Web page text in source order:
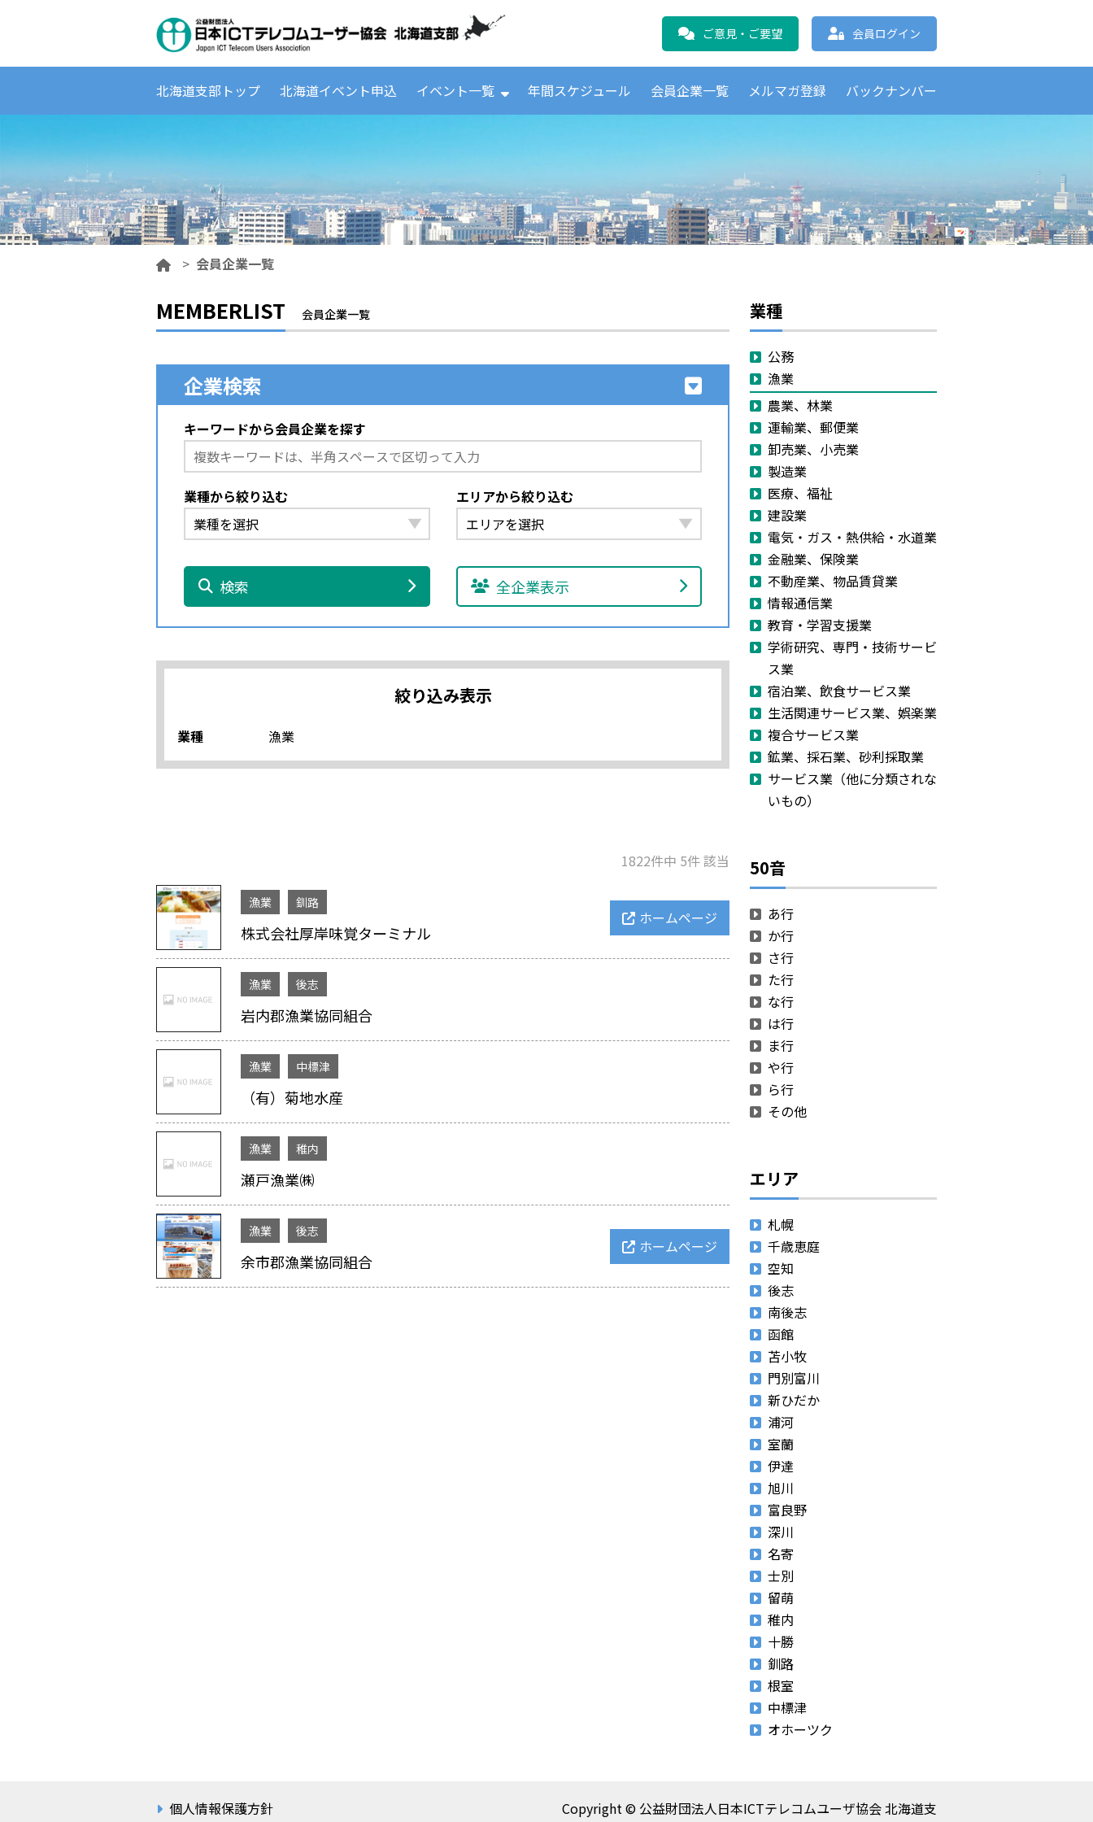
公益財団法人日本ICTテレコムユーザ協会 北海道支部
ご意見・ご要望 会員ログイン
北海道支部トップ 北海道イベント申込 イベント一覧 年間スケジュール 会員企業一覧 メルマガ登録 バックナンバー
> 会員企業一覧
MEMBERLIST 会員企業一覧
企業検索
キーワードから会員企業を探す
業種から絞り込む エリアから絞り込む
検索 全企業表示
絞り込み表示
業種 漁業
1822件中 5件 該当
漁業 釧路
株式会社厚岸味覚ターミナル
ホームページ
漁業 後志
岩内郡漁業協同組合
漁業 中標津
（有）菊地水産
漁業 稚内
瀬戸漁業㈱
漁業 後志
余市郡漁業協同組合
ホームページ
業種
公務
漁業
農業、林業
運輸業、郵便業
卸売業、小売業
製造業
医療、福祉
建設業
電気・ガス・熱供給・水道業
金融業、保険業
不動産業、物品賃貸業
情報通信業
教育・学習支援業
学術研究、専門・技術サービ
ス業
宿泊業、飲食サービス業
生活関連サービス業、娯楽業
複合サービス業
鉱業、採石業、砂利採取業
サービス業（他に分類されな
いもの）
50音
あ行
か行
さ行
た行
な行
は行
ま行
や行
ら行
その他
エリア
札幌
千歳恵庭
空知
後志
南後志
函館
苫小牧
門別富川
新ひだか
浦河
室蘭
伊達
旭川
富良野
深川
名寄
士別
留萌
稚内
十勝
釧路
根室
中標津
オホーツク
個人情報保護方針
Copyright © 公益財団法人日本ICTテレコムユーザ協会 北海道支